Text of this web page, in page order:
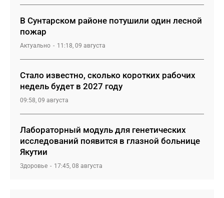
В Сунтарском районе потушили один лесной
пожар
Актуально 11:18, 09 августа
Стало известно, сколько коротких рабочих
недель будет в 2027 году
09:58, 09 августа
Лабораторный модуль для генетических
исследований появится в глазной больнице
Якутии
Здоровье 17:45, 08 августа